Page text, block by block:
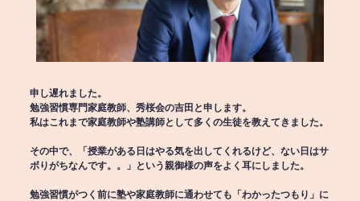
申し遅れました。
勉強習慣専門家庭教師、秀桜会の吉田と申します。
私はこれまで家庭教師や塾講師として多くの生徒を教えてきました。
その中で、「授業がある日はやる気を出してくれるけど、ない日はサ
ボりがちなんです。。」という親御様の声をよく耳にしました。
勉強習慣がつく前に塾や家庭教師に通わせても「わかったつもり」に